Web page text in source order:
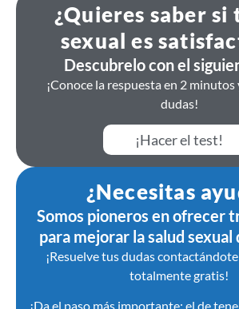
¿Quieres saber si
sexual es
Descubrelo con el
¡Conoce la respuesta en 2
dudas!
¡Hacer el test!
¿Necesitas
Somos pioneros en ofrecer
para mejorar la salud sexual
¡Resuelve tus dudas
totalmente gratis!
¡Da el paso más importante: el de